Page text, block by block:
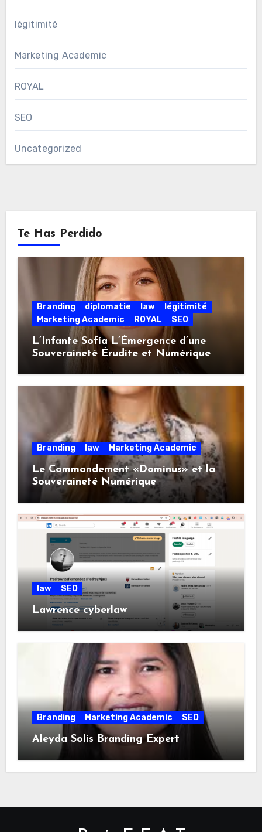
légitimité
Marketing Academic
ROYAL
SEO
Uncategorized
Te Has Perdido
Branding diplomatie law
légitimité
Marketing Academic
ROYAL SEO
L’Infante Sofía L’Émergence d’une
Souveraineté Érudite et Numérique
Branding law Marketing Academic
Le Commandement «Dominus» et la
Souveraineté Numérique
law SEO
Lawrence cyberlaw
Branding Marketing Academic SEO
Aleyda Solis Branding Expert